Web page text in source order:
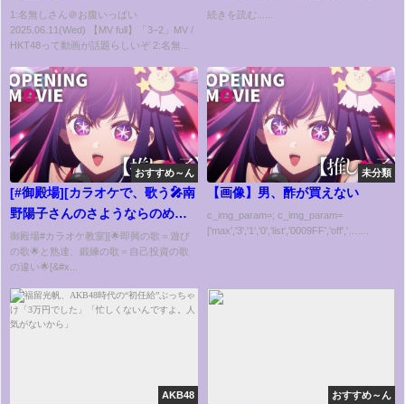
1:名無しさん＠お腹いっぱい
2025.06.11(Wed) 【MV full】「3−2」MV /
HKT48って動画が話題らしいぞ 2:名無...
華すぎる 👘【2026年 二十歳のつ
続きを読む......
おすすめ～ん
[#御殿場][カラオケで、歌う🎤南
野陽子さんのさようならのめま
い カラオケ練習02🌟発信責任
者🌟音程正確に強い🌟熟達大村
カラオケ歌唱教室🌟][#御殿場]
御殿場#カラオケ教室][🌟即興の歌＝遊び
の歌🌟と熟達、鍛練の歌＝自己投資の歌
の違い🌟[&#x...
未分類
【画像】男、酢が買えない
c_img_param=; c_img_param=
['max','3','1','0','list','0009FF','off','…....
AKB48 おすすめ～ん